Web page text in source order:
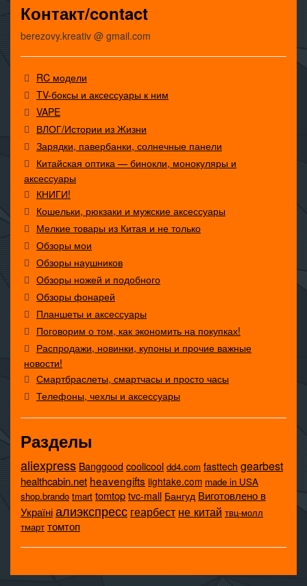
Контакт/contact
berezovy.kreativ @ gmail.com
RC модели
TV-боксы и аксессуары к ним
VAPE
ВЛОГ/Истории из Жизни
Зарядки, павербанки, солнечные панели
Китайская оптика — бинокли, монокуляры и
аксессуары
КНИГИ!
Кошельки, рюкзаки и мужские аксессуары
Мелкие товары из Китая и не только
Обзоры мои
Обзоры наушников
Обзоры ножей и подобного
Обзоры фонарей
Планшеты и аксессуары
Поговорим о том, как экономить на покупках!
Распродажи, новинки, купоны и прочие важные
новости!
Смартбраслеты, смартчасы и просто часы
Телефоны, чехлы и аксессуары
Разделы
aliexpress Banggood coolicool dd4.com fasttech gearbest
healthcabin.net heavengifts lightake.com made in USA
shop.brando tmart tomtop tvc-mall Бангуд Виготовлено в
Україніалиэкспресс геарбест не китай твц-молл
тмарт томтоп